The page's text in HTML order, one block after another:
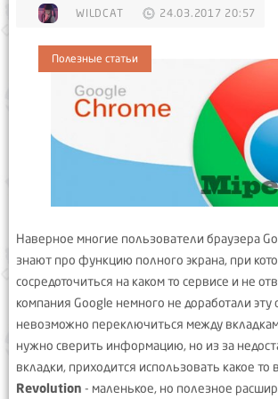
WILDCAT 24.03.2017 20:57
Полезные статьи
Наверное многие пользователи браузера
знают про функцию полного экрана, при
сосредоточиться на каком то сервисе и не
компания Google немного не доработали эту
невозможно переключиться между
нужно сверить информацию, но из за
вкладки, приходится использовать какое то
Revolution - маленькое, но полезное